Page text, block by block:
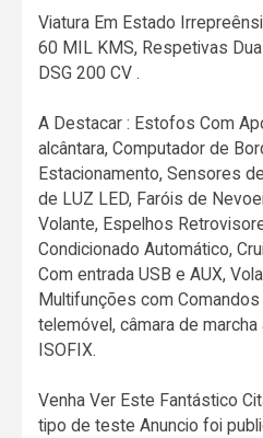
Viatura Em Estado
60 MIL KMS, Respetivas
DSG 200 CV .
A Destacar : Estofos Com
alcântara, Computador de
Estacionamento, Sensores
de LUZ LED, Faróis de
Volante, Espelhos
Condicionado Automático,
Com entrada USB e AUX,
Multifunções com
telemóvel, câmara de
ISOFIX.
Venha Ver Este Fantástico
tipo de teste Anuncio foi